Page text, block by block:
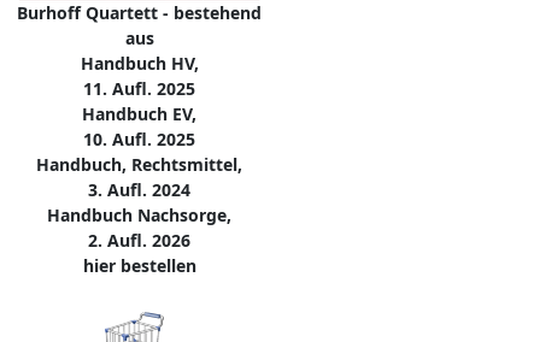
Burhoff Quartett - bestehend
aus
Handbuch HV,
11. Aufl. 2025
Handbuch EV,
10. Aufl. 2025
Handbuch, Rechtsmittel,
3. Aufl. 2024
Handbuch Nachsorge,
2. Aufl. 2026
hier bestellen